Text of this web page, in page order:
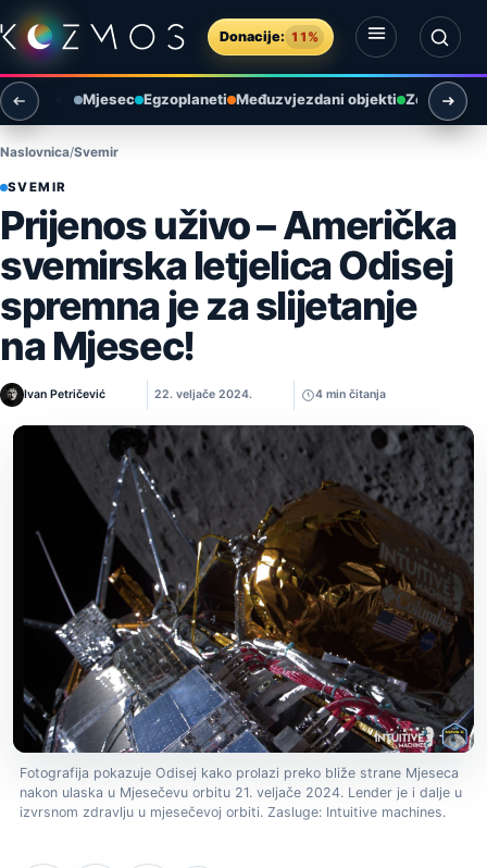
Preskoči na sadržaj
Donacije: 11%
Otvori izbornik
Otvori pretragu
Mjesec Egzoplaneti Međuzvjezdani objekti Zemlja i
Naslovnica Svemir
SVEMIR
Prijenos uživo – Američka
svemirska letjelica Odisej
spremna je za slijetanje
na Mjesec!
Ivan Petričević 22. veljače 2024. 4 min čitanja
Fotografija pokazuje Odisej kako prolazi preko bliže strane Mjeseca
nakon ulaska u Mjesečevu orbitu 21. veljače 2024. Lender je i dalje u
izvrsnom zdravlju u mjesečevoj orbiti. Zasluge: Intuitive machines.